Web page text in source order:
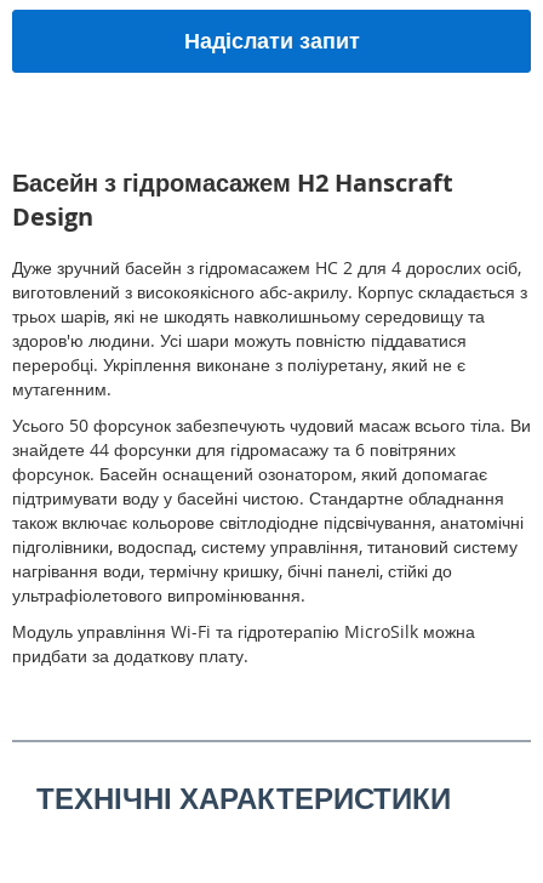
Надіслати запит
Басейн з гідромасажем H2 Hanscraft
Design
Дуже зручний басейн з гідромасажем HC 2 для 4 дорослих осіб,
виготовлений з високоякісного абс-акрилу. Корпус складається з
трьох шарів, які не шкодять навколишньому середовищу та
здоров'ю людини. Усі шари можуть повністю піддаватися
переробці. Укріплення виконане з поліуретану, який не є
мутагенним.
Усього 50 форсунок забезпечують чудовий масаж всього тіла. Ви
знайдете 44 форсунки для гідромасажу та 6 повітряних
форсунок. Басейн оснащений озонатором, який допомагає
підтримувати воду у басейні чистою. Стандартне обладнання
також включає кольорове світлодіодне підсвічування, анатомічні
підголівники, водоспад, систему управління, титановий систему
нагрівання води, термічну кришку, бічні панелі, стійкі до
ультрафіолетового випромінювання.
Модуль управління Wi-Fi та гідротерапію MicroSilk можна
придбати за додаткову плату.
ТЕХНІЧНІ ХАРАКТЕРИСТИКИ